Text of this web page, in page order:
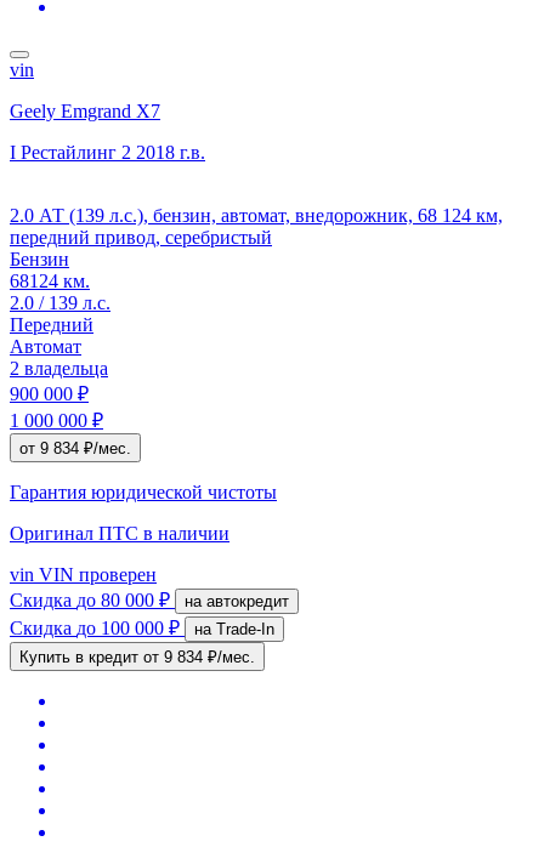
vin
Geely Emgrand X7
I Рестайлинг 2 2018 г.в.
2.0 АТ (139 л.с.), бензин, автомат, внедорожник, 68 124 км,
передний привод, серебристый
Бензин
68124 км.
2.0 / 139 л.с.
Передний
Автомат
2 владельца
900 000 ₽
1 000 000 ₽
от 9 834 ₽/мес.
Гарантия юридической чистоты
Оригинал ПТС в наличии
vin VIN проверен
Скидка до 80 000 ₽ на автокредит
Скидка до 100 000 ₽
на Trade-In
Купить в кредит от 9 834 ₽/мес.